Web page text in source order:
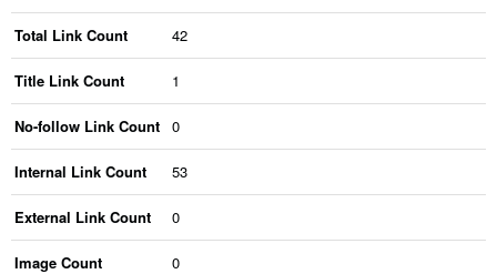
Total Link Count 42
Title Link Count 1
No-follow Link Count 0
Internal Link Count 53
External Link Count 0
Image Count 0